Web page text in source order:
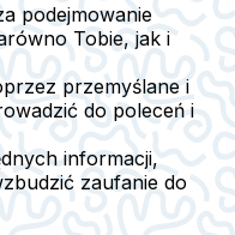
podejmowanie
Tobie, jak i
przemyślane i
do poleceń i
informacji,
zaufanie do